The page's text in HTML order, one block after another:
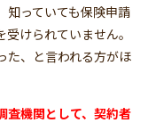
知っていても保険申請
けられていません。
た、と言われる方がほ
査機関として、契約者